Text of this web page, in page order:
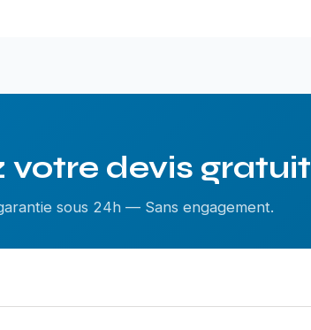
votre devis gratuit
sous 24h — Sans engagement.